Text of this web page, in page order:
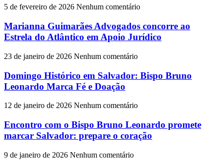
5 de fevereiro de 2026 Nenhum comentário
Marianna Guimarães Advogados concorre ao
Estrela do Atlântico em Apoio Jurídico
23 de janeiro de 2026 Nenhum comentário
Domingo Histórico em Salvador: Bispo Bruno
Leonardo Marca Fé e Doação
12 de janeiro de 2026 Nenhum comentário
Encontro com o Bispo Bruno Leonardo promete
marcar Salvador: prepare o coração
9 de janeiro de 2026 Nenhum comentário